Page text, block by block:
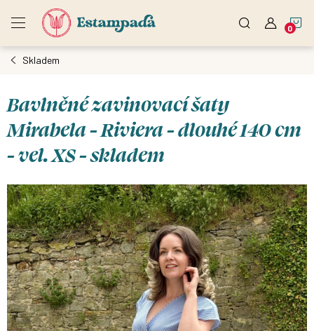
Skladem
Bavlněné zavinovací šaty
Mirabela - Riviera - dlouhé 140 cm
- vel. XS - skladem